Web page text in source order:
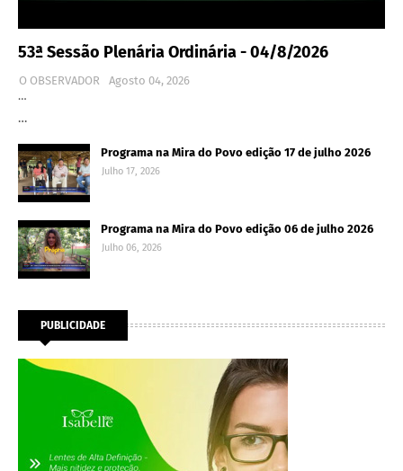
53ª Sessão Plenária Ordinária - 04/8/2026
O OBSERVADOR
Agosto 04, 2026
…
…
Programa na Mira do Povo edição 17 de julho 2026
Julho 17, 2026
Programa na Mira do Povo edição 06 de julho 2026
Julho 06, 2026
PUBLICIDADE